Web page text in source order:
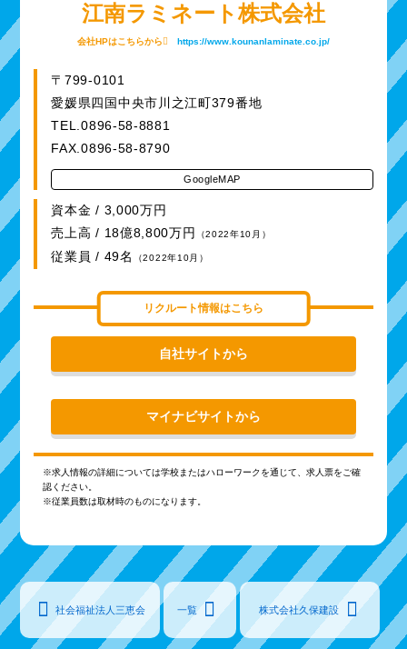
江南ラミネート株式会社
会社HPはこちらから https://www.kounanlaminate.co.jp/
〒799-0101
愛媛県四国中央市川之江町379番地
TEL.0896-58-8881
FAX.0896-58-8790
GoogleMAP
資本金 / 3,000万円
売上高 / 18億8,800万円
（2022年10月）
従業員 / 49名 （2022年10月）
リクルート情報はこちら
自社サイトから
マイナビサイトから
※求人情報の詳細については学校またはハローワークを通じて、求人票をご確
認ください。
※従業員数は取材時のものになります。
社会福祉法人三恵会 一覧 株式会社久保建設